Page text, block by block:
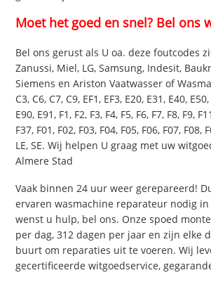
Moet het goed en snel? Bel ons
Bel ons gerust als U oa. deze foutcodes
Zanussi, Miel, LG, Samsung, Indesit,
Siemens en Ariston Vaatwasser of
C3, C6, C7, C9, EF1, EF3, E20, E31, E40,
E90, E91, F1, F2, F3, F4, F5, F6, F7, F8, F9,
F37, F01, F02, F03, F04, F05, F06, F07, F08,
LE, SE. Wij helpen U graag met uw
Almere Stad
Vaak binnen 24 uur weer gerepareerd!
ervaren wasmachine reparateur nodig in
wenst u hulp, bel ons. Onze spoed
per dag, 312 dagen per jaar en zijn elke
buurt om reparaties uit te voeren. Wij
gecertificeerde witgoedservice,